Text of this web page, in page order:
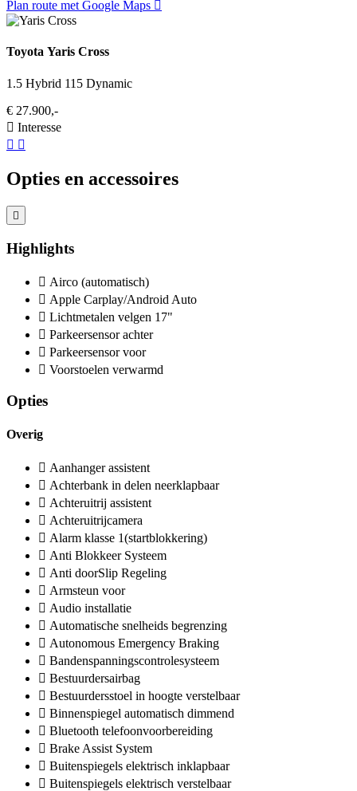
Plan route met Google Maps
Toyota Yaris Cross
1.5 Hybrid 115 Dynamic
€ 27.900,-
Interesse
Opties en accessoires
Highlights
Airco (automatisch)
Apple Carplay/Android Auto
Lichtmetalen velgen 17"
Parkeersensor achter
Parkeersensor voor
Voorstoelen verwarmd
Opties
Overig
Aanhanger assistent
Achterbank in delen neerklapbaar
Achteruitrij assistent
Achteruitrijcamera
Alarm klasse 1(startblokkering)
Anti Blokkeer Systeem
Anti doorSlip Regeling
Armsteun voor
Audio installatie
Automatische snelheids begrenzing
Autonomous Emergency Braking
Bandenspanningscontrolesysteem
Bestuurdersairbag
Bestuurdersstoel in hoogte verstelbaar
Binnenspiegel automatisch dimmend
Bluetooth telefoonvoorbereiding
Brake Assist System
Buitenspiegels elektrisch inklapbaar
Buitenspiegels elektrisch verstelbaar